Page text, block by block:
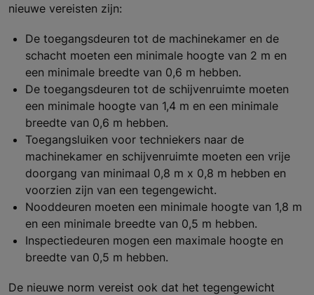
nieuwe vereisten zijn:
De toegangsdeuren tot de machinekamer en de
schacht moeten een minimale hoogte van 2 m en
een minimale breedte van 0,6 m hebben.
De toegangsdeuren tot de schijvenruimte moeten
een minimale hoogte van 1,4 m en een minimale
breedte van 0,6 m hebben.
Toegangsluiken voor techniekers naar de
machinekamer en schijvenruimte moeten een vrije
doorgang van minimaal 0,8 m x 0,8 m hebben en
voorzien zijn van een tegengewicht.
Nooddeuren moeten een minimale hoogte van 1,8 m
en een minimale breedte van 0,5 m hebben.
Inspectiedeuren mogen een maximale hoogte en
breedte van 0,5 m hebben.
De nieuwe norm vereist ook dat het tegengewicht